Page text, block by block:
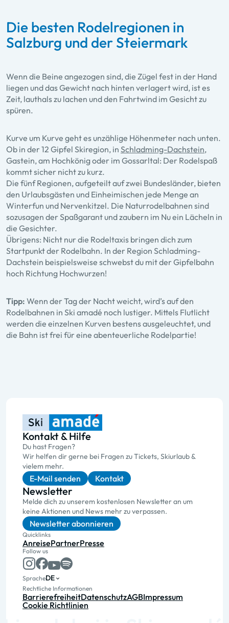
Die besten Rodelregionen in
Salzburg und der Steiermark
Wenn die Beine angezogen sind, die Zügel fest in der Hand
liegen und das Gewicht nach hinten verlagert wird, ist es
Zeit, lauthals zu lachen und den Fahrtwind im Gesicht zu
spüren.
Kurve um Kurve geht es unzählige Höhenmeter nach unten.
Ob in der 12 Gipfel Skiregion, in Schladming-Dachstein,
Gastein, am Hochkönig oder im Gossarltal: Der Rodelspaß
kommt sicher nicht zu kurz.
Die fünf Regionen, aufgeteilt auf zwei Bundesländer, bieten
den Urlaubsgästen und Einheimischen jede Menge an
Winterfun und Nervenkitzel. Die Naturrodelbahnen sind
sozusagen der Spaßgarant und zaubern im Nu ein Lächeln in
die Gesichter.
Übrigens: Nicht nur die Rodeltaxis bringen dich zum
Startpunkt der Rodelbahn. In der Region Schladming-
Dachstein beispielsweise schwebst du mit der Gipfelbahn
hoch Richtung Hochwurzen!
Tipp: Wenn der Tag der Nacht weicht, wird’s auf den
Rodelbahnen in Ski amadé noch lustiger. Mittels Flutlicht
werden die einzelnen Kurven bestens ausgeleuchtet, und
die Bahn ist frei für eine abenteuerliche Rodelpartie!
Kontakt & Hilfe
Du hast Fragen?
Wir helfen dir gerne bei Fragen zu Tickets, Skiurlaub &
vielem mehr.
E-Mail senden Kontakt
Newsletter
Melde dich zu unserem kostenlosen Newsletter an um
keine Aktionen und News mehr zu verpassen.
Newsletter abonnieren
Quicklinks
AnreisePartnerPresse
Follow us
SpracheDE
Rechtliche Informationen
BarrierefreiheitDatenschutzAGBImpressum
Cookie Richtlinien